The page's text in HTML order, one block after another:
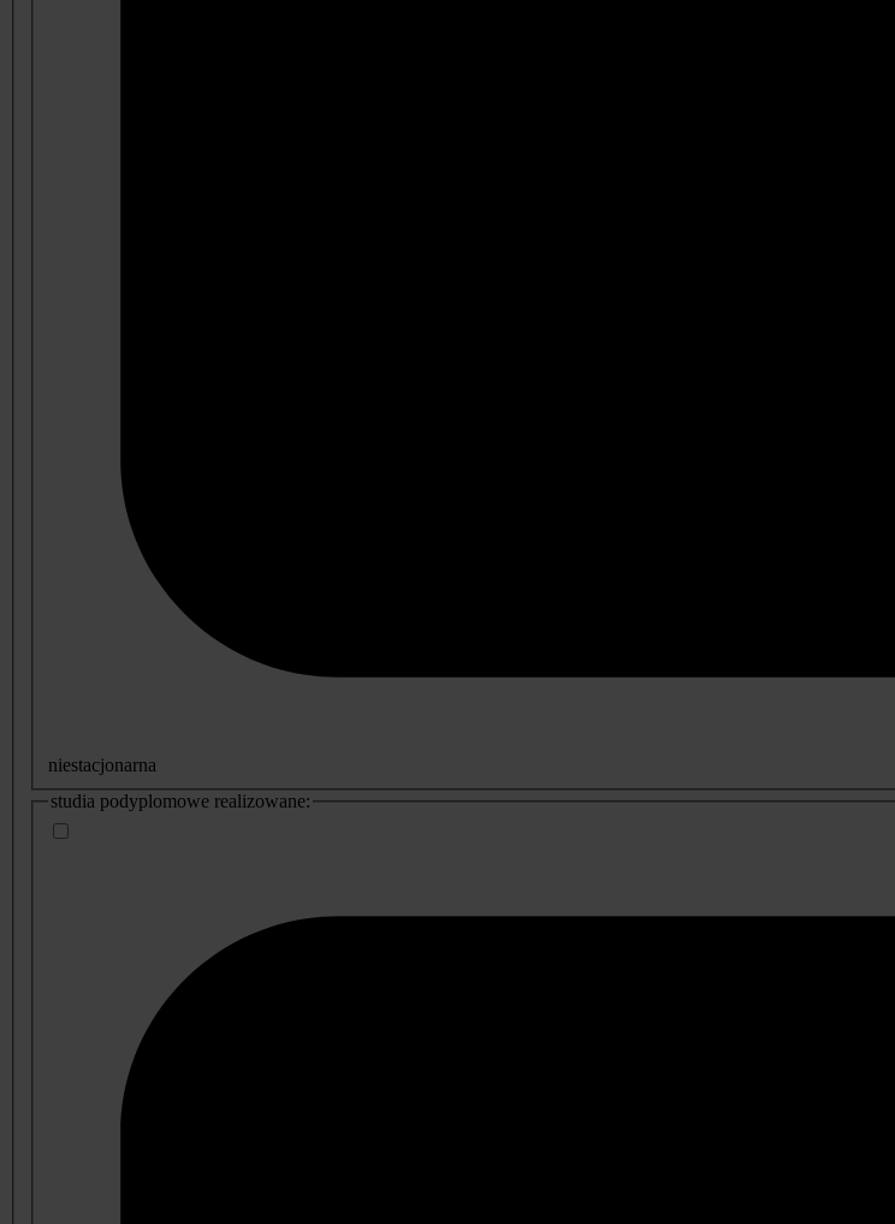
niestacjonarna
studia podyplomowe realizowane: